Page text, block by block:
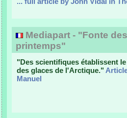
Mediapart - "Fonte
printemps"
"Des scientifiques établissent
des glaces de l'Arctique."
Manuel